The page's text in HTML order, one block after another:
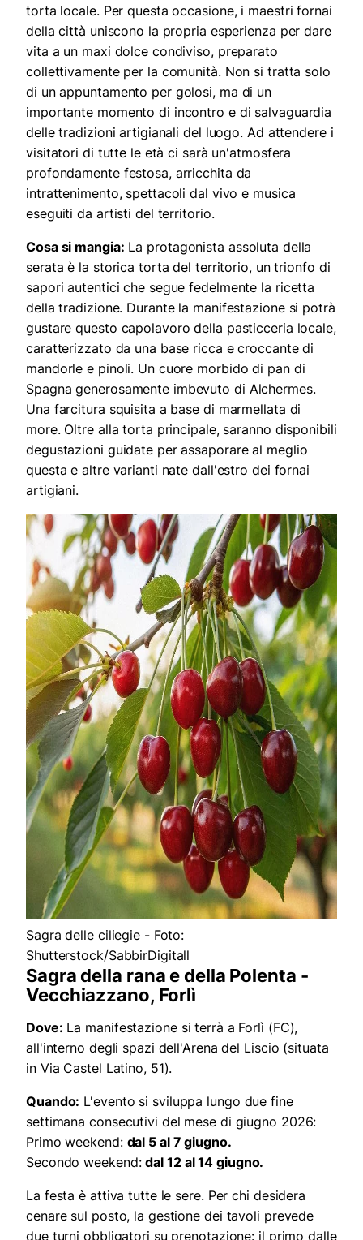
torta locale. Per questa occasione, i maestri fornai
della città uniscono la propria esperienza per dare
vita a un maxi dolce condiviso, preparato
collettivamente per la comunità. Non si tratta solo
di un appuntamento per golosi, ma di un
importante momento di incontro e di salvaguardia
delle tradizioni artigianali del luogo. Ad attendere i
visitatori di tutte le età ci sarà un'atmosfera
profondamente festosa, arricchita da
intrattenimento, spettacoli dal vivo e musica
eseguiti da artisti del territorio.
Cosa si mangia: La protagonista assoluta della
serata è la storica torta del territorio, un trionfo di
sapori autentici che segue fedelmente la ricetta
della tradizione. Durante la manifestazione si potrà
gustare questo capolavoro della pasticceria locale,
caratterizzato da una base ricca e croccante di
mandorle e pinoli. Un cuore morbido di pan di
Spagna generosamente imbevuto di Alchermes.
Una farcitura squisita a base di marmellata di
more. Oltre alla torta principale, saranno disponibili
degustazioni guidate per assaporare al meglio
questa e altre varianti nate dall'estro dei fornai
artigiani.
Sagra delle ciliegie - Foto:
Shutterstock/SabbirDigitall
Sagra della rana e della Polenta -
Vecchiazzano, Forlì
Dove: La manifestazione si terrà a Forlì (FC),
all'interno degli spazi dell'Arena del Liscio (situata
in Via Castel Latino, 51).
Quando: L'evento si sviluppa lungo due fine
settimana consecutivi del mese di giugno 2026:
Primo weekend: dal 5 al 7 giugno.
Secondo weekend:dal 12 al 14 giugno.
La festa è attiva tutte le sere. Per chi desidera
cenare sul posto, la gestione dei tavoli prevede
due turni obbligatori su prenotazione: il primo dalle